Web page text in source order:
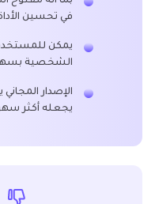
في تحسين
الشخصية
الإصدار
يجعله أكثر